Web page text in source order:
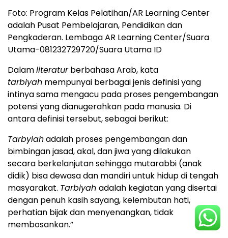
Foto: Program Kelas Pelatihan/AR Learning Center
adalah Pusat Pembelajaran, Pendidikan dan
Pengkaderan. Lembaga AR Learning Center/Suara
Utama-081232729720/Suara Utama ID
Dalamliteraturberbahasa Arab, kata
tarbiyah mempunyai berbagai jenis definisi yang
intinya sama mengacu pada proses pengembangan
potensi yang dianugerahkan pada manusia. Di
antara definisi tersebut, sebagai berikut:
Tarbyiahadalah proses pengembangan dan
bimbingan jasad, akal, dan jiwa yang dilakukan
secara berkelanjutan sehingga mutarabbi (anak
didik) bisa dewasa dan mandiri untuk hidup di tengah
masyarakat. Tarbiyah adalah kegiatan yang disertai
dengan penuh kasih sayang, kelembutan hati,
perhatian bijak dan menyenangkan, tidak
membosankan.”